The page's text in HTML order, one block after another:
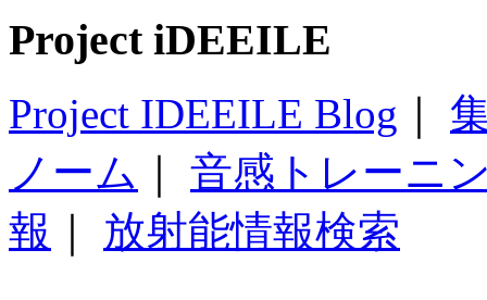
Project iDEEILE
Project IDEEILE Blog
ノーム
音感トレーニ
報
放射能情報検索